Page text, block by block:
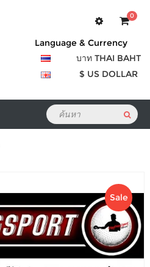
0
Language & Currency
บาท THAI BAHT
$ US DOLLAR
Sale